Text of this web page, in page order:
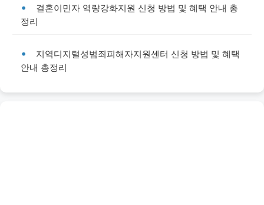
결혼이민자 역량강화지원 신청 방법 및 혜택 안내 총
정리
지역디지털성범죄피해자지원센터 신청 방법 및 혜택
안내 총정리